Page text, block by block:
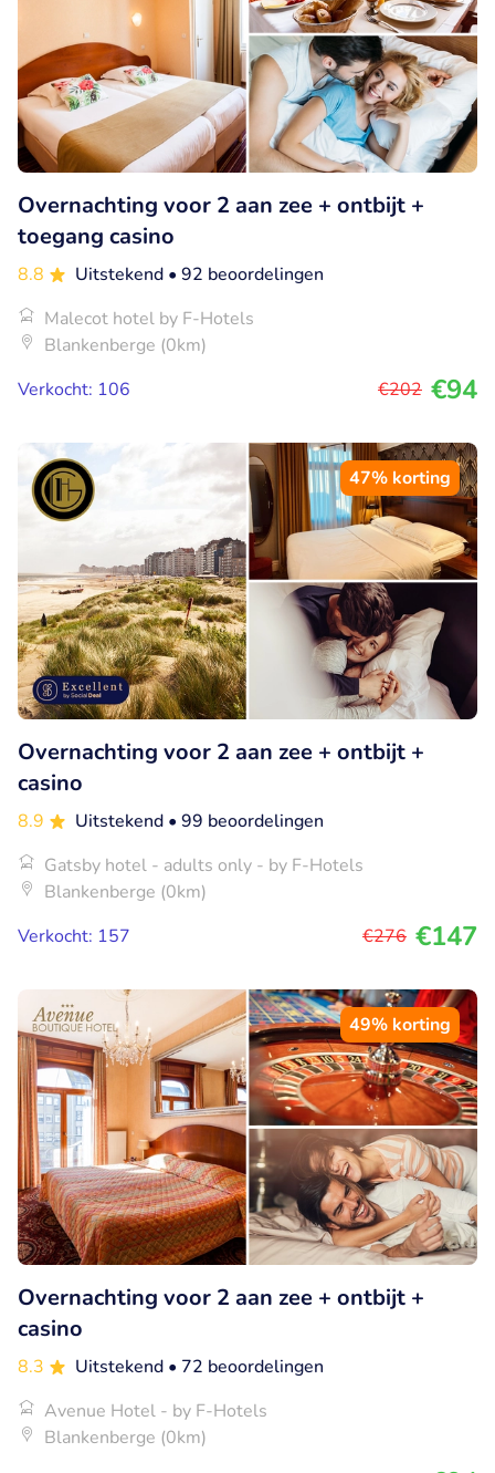
Overnachting voor 2 aan zee + ontbijt +
toegang casino
8.8 Uitstekend • 92 beoordelingen
Malecot hotel by F-Hotels
Blankenberge (0km)
Verkocht: 106
€202 €94
47% korting
Overnachting voor 2 aan zee + ontbijt +
casino
8.9 Uitstekend • 99 beoordelingen
Gatsby hotel - adults only - by F-Hotels
Blankenberge (0km)
Verkocht: 157
€276 €147
49% korting
Overnachting voor 2 aan zee + ontbijt +
casino
8.3 Uitstekend • 72 beoordelingen
Avenue Hotel - by F-Hotels
Blankenberge (0km)